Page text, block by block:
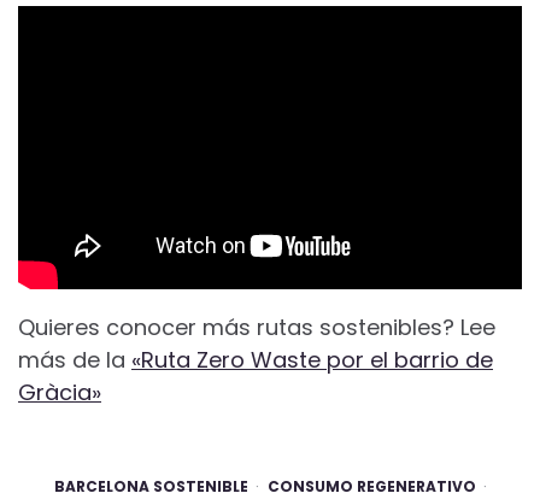
Quieres conocer más rutas sostenibles? Lee
más de la «Ruta Zero Waste por el barrio de
Gràcia»
BARCELONA SOSTENIBLE
CONSUMO REGENERATIVO